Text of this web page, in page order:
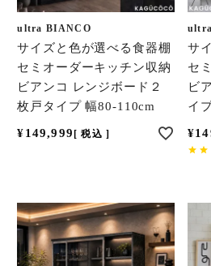
ultra BIANCO
サイズと色が選べる食器棚
セミオーダーキッチン収納
ビアンコ レンジボード２
枚戸タイプ 幅80-110cm
¥149,999 税込
サ
セ
ビ
イ
¥